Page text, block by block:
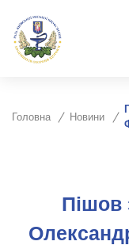
Головна Новини
Пішов